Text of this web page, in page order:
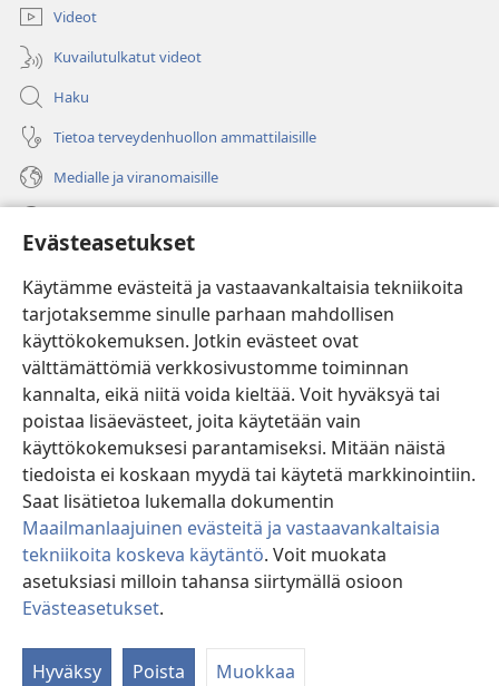
Evästeasetukset
Käytämme evästeitä ja vastaavankaltaisia tekniikoita
tarjotaksemme sinulle parhaan mahdollisen
käyttökokemuksen. Jotkin evästeet ovat
välttämättömiä verkkosivustomme toiminnan
kannalta, eikä niitä voida kieltää. Voit hyväksyä tai
poistaa lisäevästeet, joita käytetään vain
käyttökokemuksesi parantamiseksi. Mitään näistä
tiedoista ei koskaan myydä tai käytetä markkinointiin.
Saat lisätietoa lukemalla dokumentin
Maailmanlaajuinen evästeitä ja vastaavankaltaisia
tekniikoita koskeva käytäntö. Voit muokata
asetuksiasi milloin tahansa siirtymällä osioon
Evästeasetukset.
Hyväksy Poista Muokkaa
Videot
Kuvailutulkatut videot
Haku
Tietoa terveydenhuollon ammattilaisille
Medialle ja viranomaisille
(avaa
uuden
ikkunan)Vartiotornin VERKKOKIRJASTO
(avaa
uuden
ikkunan)JW Hub ®
(avaa
uuden
ikkunan)
®
Watchtower Library
Copyright
© 2026 Watch Tower Bible and Tract Society of Pennsylvania.
KÄYTTÖEHDOT|TIETOSUOJAKÄYTÄNTÖ